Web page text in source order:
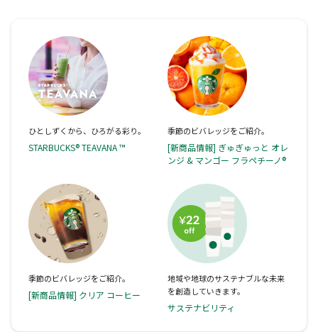
ひとしずくから、ひろがる彩り。
STARBUCKS® TEAVANA ™
季節のビバレッジをご紹介。
[新商品情報] ぎゅぎゅっと オレ
ンジ & マンゴー フラペチーノ®
季節のビバレッジをご紹介。
[新商品情報] クリア コーヒー
地域や地球のサステナブルな未来
を創造していきます。
サステナビリティ